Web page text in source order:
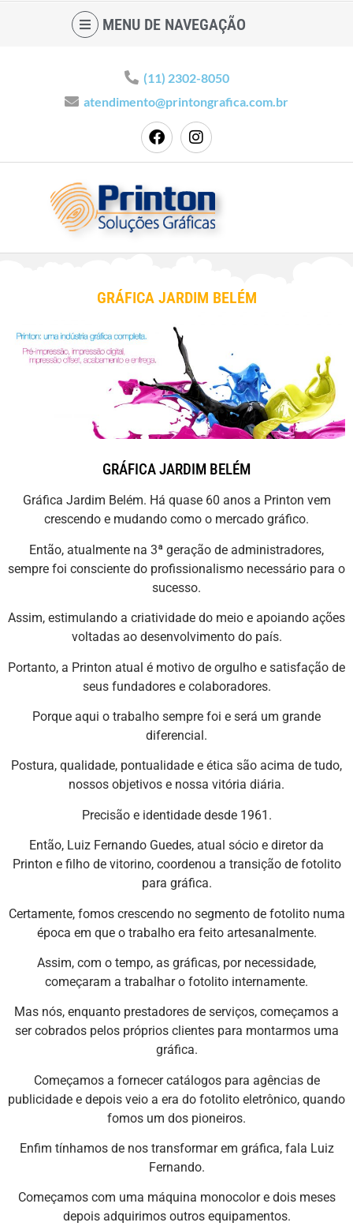
MENU DE NAVEGAÇÃO
(11) 2302-8050
atendimento@printongrafica.com.br
GRÁFICA JARDIM BELÉM
GRÁFICA JARDIM BELÉM
Gráfica Jardim Belém. Há quase 60 anos a Printon vem
crescendo e mudando como o mercado gráfico.
Então, atualmente na 3ª geração de administradores,
sempre foi consciente do profissionalismo necessário para o
sucesso.
Assim, estimulando a criatividade do meio e apoiando ações
voltadas ao desenvolvimento do país.
Portanto, a Printon atual é motivo de orgulho e satisfação de
seus fundadores e colaboradores.
Porque aqui o trabalho sempre foi e será um grande
diferencial.
Postura, qualidade, pontualidade e ética são acima de tudo,
nossos objetivos e nossa vitória diária.
Precisão e identidade desde 1961.
Então, Luiz Fernando Guedes, atual sócio e diretor da
Printon e filho de vitorino, coordenou a transição de fotolito
para gráfica.
Certamente, fomos crescendo no segmento de fotolito numa
época em que o trabalho era feito artesanalmente.
Assim, com o tempo, as gráficas, por necessidade,
começaram a trabalhar o fotolito internamente.
Mas nós, enquanto prestadores de serviços, começamos a
ser cobrados pelos próprios clientes para montarmos uma
gráfica.
Começamos a fornecer catálogos para agências de
publicidade e depois veio a era do fotolito eletrônico, quando
fomos um dos pioneiros.
Enfim tínhamos de nos transformar em gráfica, fala Luiz
Fernando.
Começamos com uma máquina monocolor e dois meses
depois adquirimos outros equipamentos.